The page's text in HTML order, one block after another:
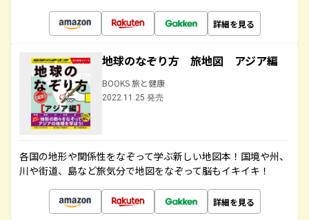
詳細を見る
地球のなぞり方 旅地図 アジア編
BOOKS 旅と健康
2022.11.25 発売
各国の地形や関係性をなぞって学ぶ新しい地図本！国境や州、
川や街道、島など旅気分で地図をなぞって脳もイキイキ！
詳細を見る